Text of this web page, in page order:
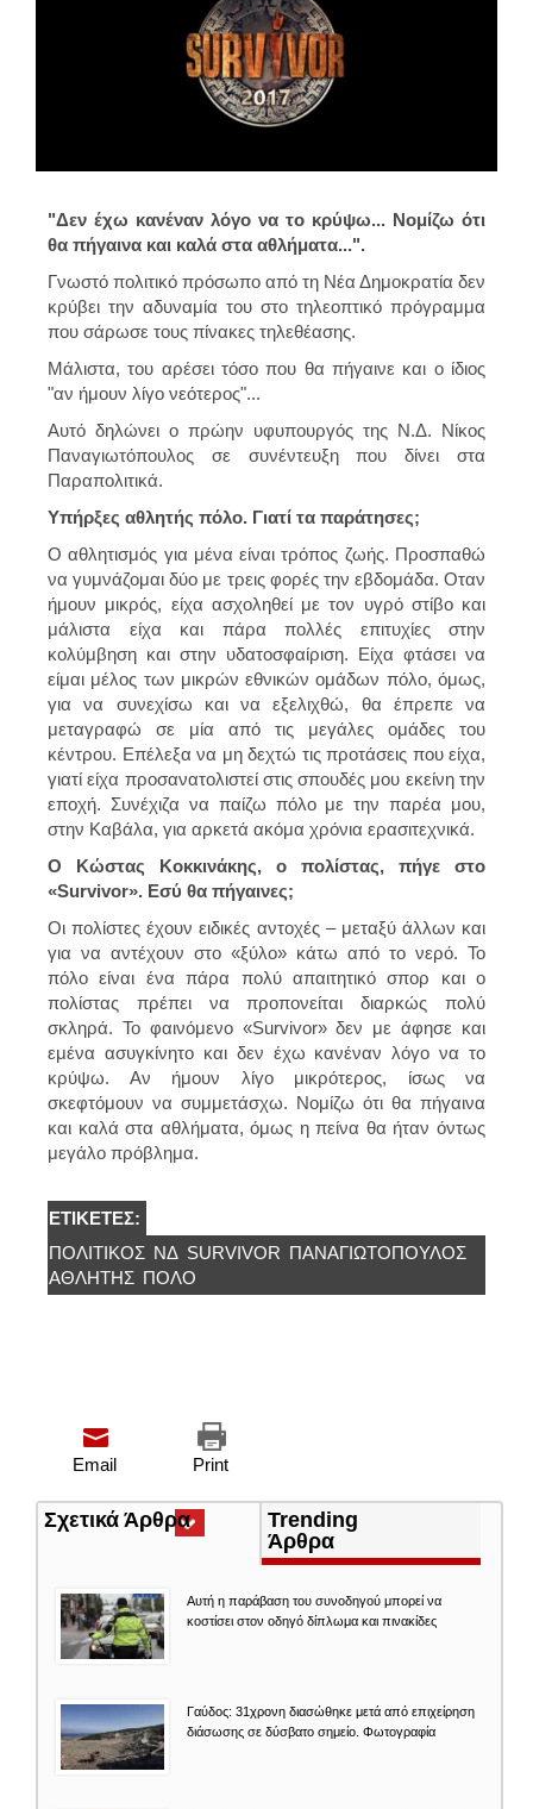
"Δεν έχω κανέναν λόγο να το κρύψω... Νομίζω ότι
θα πήγαινα και καλά στα αθλήματα...".
Γνωστό πολιτικό πρόσωπο από τη Νέα Δημοκρατία δεν
κρύβει την αδυναμία του στο τηλεοπτικό πρόγραμμα
που σάρωσε τους πίνακες τηλεθέασης.
Μάλιστα, του αρέσει τόσο που θα πήγαινε και ο ίδιος
"αν ήμουν λίγο νεότερος"...
Αυτό δηλώνει ο πρώην υφυπουργός της Ν.Δ. Νίκος
Παναγιωτόπουλος σε συνέντευξη που δίνει στα
Παραπολιτικά.
Υπήρξες αθλητής πόλο. Γιατί τα παράτησες;
Ο αθλητισμός για μένα είναι τρόπος ζωής. Προσπαθώ
να γυμνάζομαι δύο με τρεις φορές την εβδομάδα. Οταν
ήμουν μικρός, είχα ασχοληθεί με τον υγρό στίβο και
μάλιστα είχα και πάρα πολλές επιτυχίες στην
κολύμβηση και στην υδατοσφαίριση. Είχα φτάσει να
είμαι μέλος των μικρών εθνικών ομάδων πόλο, όμως,
για να συνεχίσω και να εξελιχθώ, θα έπρεπε να
μεταγραφώ σε μία από τις μεγάλες ομάδες του
κέντρου. Επέλεξα να μη δεχτώ τις προτάσεις που είχα,
γιατί είχα προσανατολιστεί στις σπουδές μου εκείνη την
εποχή. Συνέχιζα να παίζω πόλο με την παρέα μου,
στην Καβάλα, για αρκετά ακόμα χρόνια ερασιτεχνικά.
Ο Κώστας Κοκκινάκης, ο πολίστας, πήγε στο
«Survivor». Εσύ θα πήγαινες;
Οι πολίστες έχουν ειδικές αντοχές – μεταξύ άλλων και
για να αντέχουν στο «ξύλο» κάτω από το νερό. Το
πόλο είναι ένα πάρα πολύ απαιτητικό σπορ και ο
πολίστας πρέπει να προπονείται διαρκώς πολύ
σκληρά. Το φαινόμενο «Survivor» δεν με άφησε και
εμένα ασυγκίνητο και δεν έχω κανέναν λόγο να το
κρύψω. Αν ήμουν λίγο μικρότερος, ίσως να
σκεφτόμουν να συμμετάσχω. Νομίζω ότι θα πήγαινα
και καλά στα αθλήματα, όμως η πείνα θα ήταν όντως
μεγάλο πρόβλημα.
ΕΤΙΚΈΤΕΣ:
ΠΟΛΙΤΙΚΌΣ ΝΔ SURVIVOR ΠΑΝΑΓΙΩΤΟΠΟΥΛΟΣ
ΑΘΛΗΤΗΣ ΠΟΛΟ
Print
Email
Σχετικά Άρθρα(ενεργή
καρτέλα)
Trending
Άρθρα
Αυτή η παράβαση του συνοδηγού μπορεί να
κοστίσει στον οδηγό δίπλωμα και πινακίδες
Γαύδος: 31χρονη διασώθηκε μετά από επιχείρηση
διάσωσης σε δύσβατο σημείο. Φωτογραφία